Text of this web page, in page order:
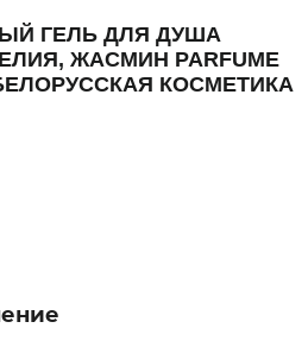
ГЕЛЬ ДЛЯ ДУША
ЖАСМИН PARFUME
БЕЛОРУССКАЯ КОСМЕТИКА